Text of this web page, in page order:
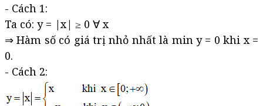
- Cách 1:
Ta có: y = |x| ≥ 0 ∀ x
⇒ Hàm số có giá trị nhỏ nhất là min y = 0 khi x =
0.
- Cách 2: